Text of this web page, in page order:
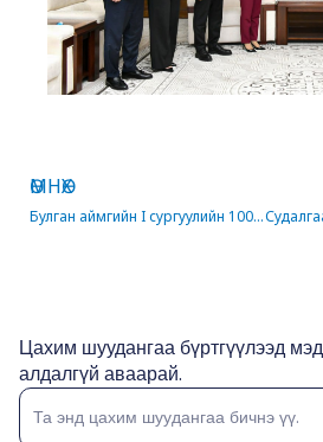
Prev
ӨМНӨХ
Булган аймгийн I сургуулийн 100 жилийн ойд зориулсан 100 цагийн сургалт, ярилцлага үргэлжилж байна
Цахим шуудангаа бүртгүүлээд
алдалгүй аваарай.